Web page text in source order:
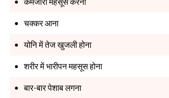
चक्कर आना
योनि में तेज खुजली होना
शरीर में भारीपन महसूस होना
बार-बार पेशाब लगना